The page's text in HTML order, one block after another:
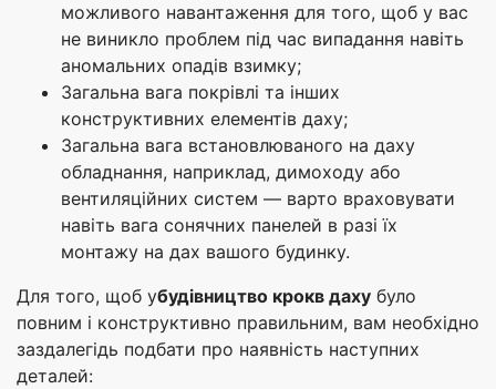
можливого навантаження для того, щоб у вас
не виникло проблем під час випадання навіть
аномальних опадів взимку;
Загальна вага покрівлі та інших
конструктивних елементів даху;
Загальна вага встановлюваного на даху
обладнання, наприклад, димоходу або
вентиляційних систем — варто враховувати
навіть вага сонячних панелей в разі їх
монтажу на дах вашого будинку.
Для того, щоб убудівництво крокв даху було
повним і конструктивно правильним, вам необхідно
заздалегідь подбати про наявність наступних
деталей: